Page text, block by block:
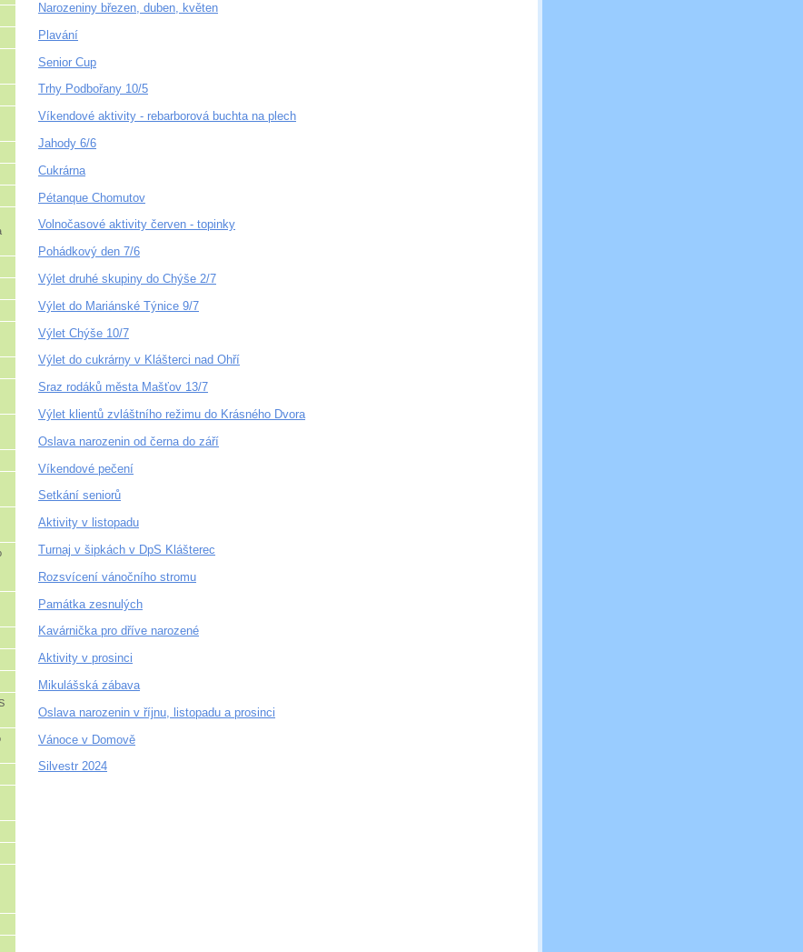
Narozeniny březen, duben, květen
Plavání
Senior Cup
Trhy Podbořany 10/5
Víkendové aktivity - rebarborová buchta na plech
Jahody 6/6
Cukrárna
Pétanque Chomutov
Volnočasové aktivity červen - topinky
Pohádkový den 7/6
Výlet druhé skupiny do Chýše 2/7
Výlet do Mariánské Týnice 9/7
Výlet Chýše 10/7
Výlet do cukrárny v Klášterci nad Ohří
Sraz rodáků města Mašťov 13/7
Výlet klientů zvláštního režimu do Krásného Dvora
Oslava narozenin od černa do září
Víkendové pečení
Setkání seniorů
Aktivity v listopadu
Turnaj v šipkách v DpS Klášterec
Rozsvícení vánočního stromu
Památka zesnulých
Kavárnička pro dříve narozené
Aktivity v prosinci
Mikulášská zábava
Oslava narozenin v říjnu, listopadu a prosinci
Vánoce v Domově
Silvestr 2024